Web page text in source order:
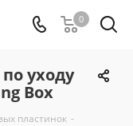
0
уходу
Box
пластинок -